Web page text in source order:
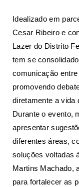
Idealizado em
Cesar Ribeiro e
Lazer do Distrito
tem se
comunicação
promovendo
diretamente a vida
Durante o evento,
apresentar
diferentes áreas,
soluções voltadas
Martins Machado,
para fortalecer as